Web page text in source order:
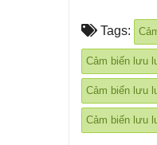
Tags:
Cảm biến lưu
Cảm biến lưu
Cảm biến lưu